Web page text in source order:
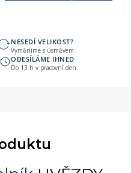
NESEDÍ VELIKOST?
Vyměníme s úsměvem
ODESÍLÁME IHNED
Do 13 h v pracovní den